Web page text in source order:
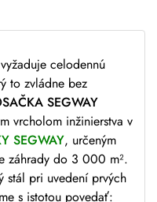
celodennú
to zvládne bez
SEGWAY
vrcholom inžinierstva v
SEGWAY, určeným
záhrady do 3 000 m².
stál pri uvedení prvých
s istotou povedať: